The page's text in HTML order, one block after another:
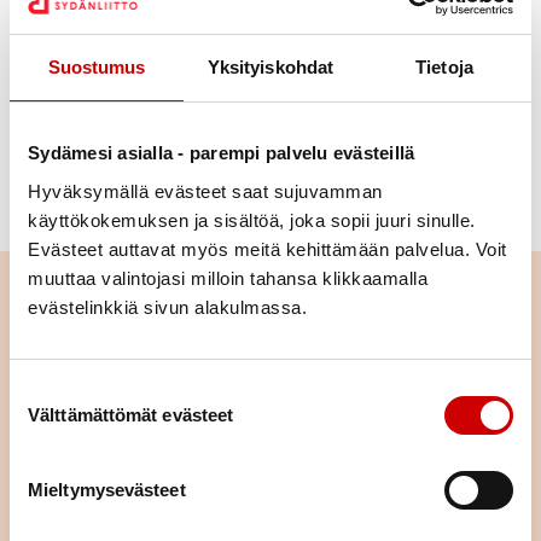
Suostumus Yksityiskohdat Tietoja
Sydämesi asialla - parempi palvelu evästeillä
Hyväksymällä evästeet saat sujuvamman
käyttökokemuksen ja sisältöä, joka sopii juuri sinulle.
Evästeet auttavat myös meitä kehittämään palvelua. Voit
muuttaa valintojasi milloin tahansa klikkaamalla
evästelinkkiä sivun alakulmassa.
Välttämättömät evästeet
Mieltymysevästeet
siitä hyvää huolta.
huomaan onnistumiset.
hyvinvointia perheille
Lue seuraavaksi
Istuminen kuormittaa myös
lisää liikettä